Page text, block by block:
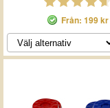
Från: 199 kr